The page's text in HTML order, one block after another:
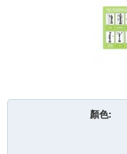
顏色: